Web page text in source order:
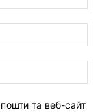
та веб-сайт